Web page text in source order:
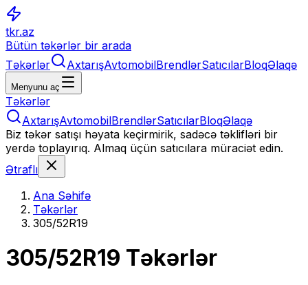
tkr.az
Bütün təkərlər bir arada
Təkərlər
AxtarışAvtomobilBrendlərSatıcılarBloqƏlaqə
Menyunu aç
Təkərlər
AxtarışAvtomobilBrendlərSatıcılarBloqƏlaqə
Biz təkər satışı həyata keçirmirik, sadəcə təklifləri bir
yerdə toplayırıq. Almaq üçün satıcılara müraciət edin.
Ətraflı
Ana Səhifə
Təkərlər
305/52R19
305/52R19 Təkərlər